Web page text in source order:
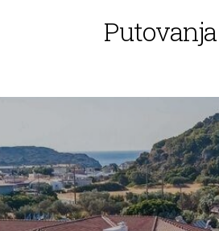
Putovanja